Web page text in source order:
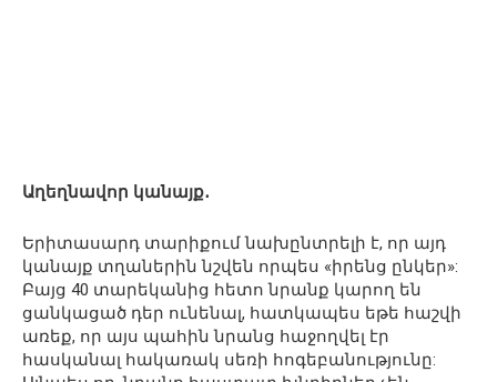
Աղեղնավոր կանայք․
Երիտասարդ տարիքում նախընտրելի է, որ այդ
կանայք տղաներին նշվեն որպես «իրենց ընկեր»:
Բայց 40 տարեկանից հետո նրանք կարող են
ցանկացած դեր ունենալ, հատկապես եթե հաշվի
առեք, որ այս պահին նրանց հաջողվել էր
հասկանալ հակառակ սեռի հոգեբանությունը: